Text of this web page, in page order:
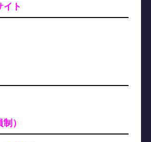
イト
）